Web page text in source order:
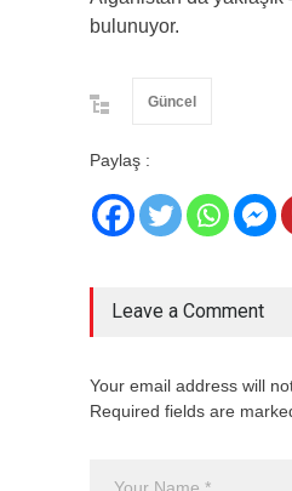
bulunuyor.
Güncel
Paylaş :
Leave a Comment
Your email address will
Required fields are